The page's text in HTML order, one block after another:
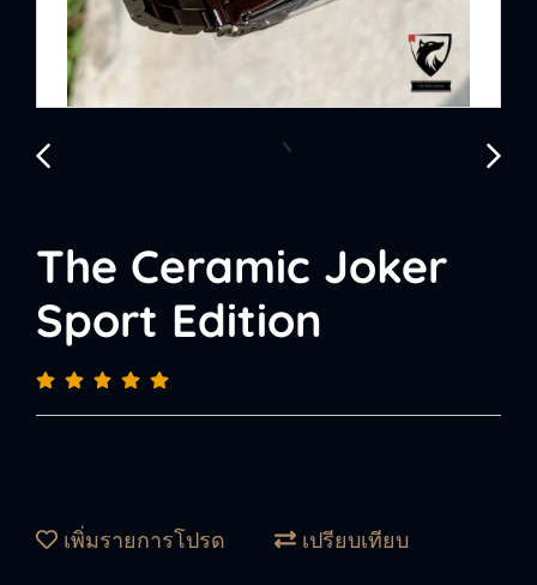
The Ceramic Joker
Sport Edition
เพิ่มรายการโปรด เปรียบเทียบ